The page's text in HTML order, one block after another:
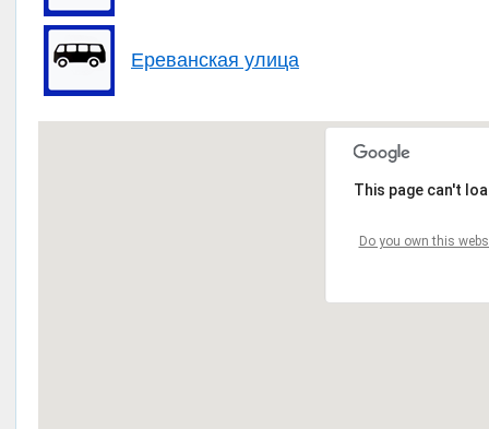
Ереванская улица
This page can't
Do you own this